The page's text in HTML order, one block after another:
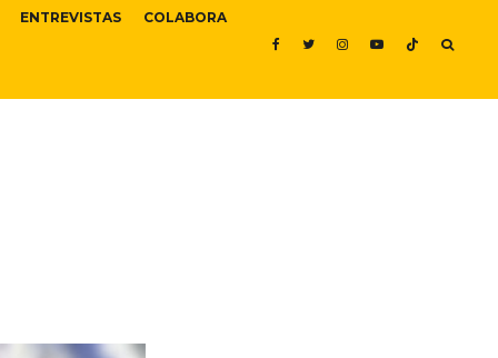
ENTREVISTAS COLABORA